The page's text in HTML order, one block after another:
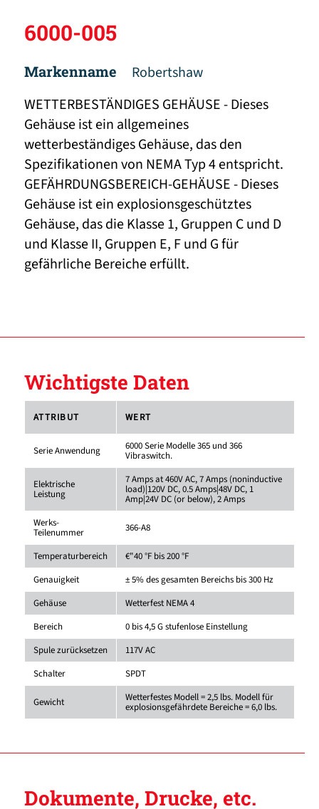
6000-005
Markenname
Robertshaw
WETTERBESTÄNDIGES GEHÄUSE - Dieses
Gehäuse ist ein allgemeines
wetterbeständiges Gehäuse, das den
Spezifikationen von NEMA Typ 4 entspricht.
GEFÄHRDUNGSBEREICH-GEHÄUSE - Dieses
Gehäuse ist ein explosionsgeschütztes
Gehäuse, das die Klasse 1, Gruppen C und D
und Klasse II, Gruppen E, F und G für
gefährliche Bereiche erfüllt.
Wichtigste Daten
ATTRIBUT WERT
Serie Anwendung 6000 Serie Modelle 365 und 366
Vibraswitch.
Elektrische
Leistung
7 Amps at 460V AC, 7 Amps (noninductive
load)|120V DC, 0.5 Amps|48V DC, 1
Amp|24V DC (or below), 2 Amps
Werks-
Teilenummer 366-A8
Temperaturbereich
€"40 °F bis 200 °F
Genauigkeit
± 5% des gesamten Bereichs bis 300 Hz
Gehäuse
Wetterfest NEMA 4
Bereich
0 bis 4,5 G stufenlose Einstellung
Spule zurücksetzen
117V AC
Schalter
SPDT
Gewicht Wetterfestes Modell = 2,5 lbs. Modell für
explosionsgefährdete Bereiche = 6,0 lbs.
Dokumente, Drucke, etc.